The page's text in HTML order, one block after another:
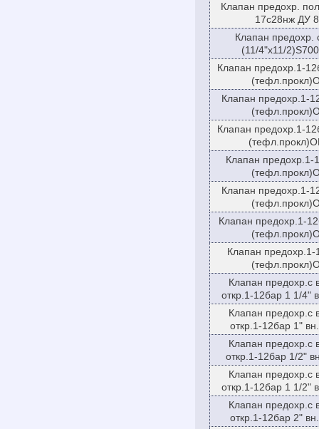
Клапан предохр.
17с28нж ДУ
Клапан предохр.
(11/4"x11/
Клапан предохр.1-
Клапан предохр.1-
Клапан предохр.1-
Клапан предохр.1-
Клапан предохр.1-
Клапан предохр.1-
Клапан предохр.1-
Клапан предохр.с
откр.1-12бар 1 1/4"
Клапан предохр.с
откр.1-12бар 1"
Клапан предохр.с
откр.1-12бар 1/2"
Клапан предохр.с
откр.1-12бар 1 1/2"
Клапан предохр.с
откр.1-12бар 2"